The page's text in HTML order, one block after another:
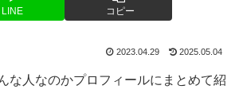
LINE コピー
2023.04.29 2025.05.04
な人なのかプロフィールにまとめて紹